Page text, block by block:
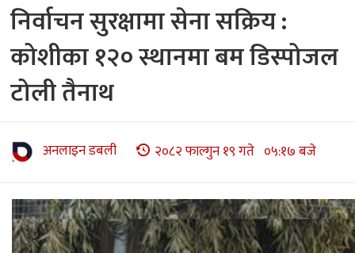
निर्वाचन सुरक्षामा सेना सक्रिय :
कोशीका १२० स्थानमा बम डिस्पोजल
टोली तैनाथ
अनलाइन डबली २०८२ फाल्गुन १९ गते ०५:१७ बजे